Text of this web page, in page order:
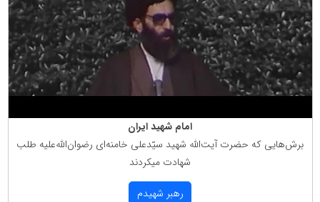
امام شهید ایران
برش‌هایی كه حضرت آیت‌الله شهید سیّدعلی خامنه‌ای رضوان‌الله‌علیه طلب
شهادت میكردند
رهبر شهیدم